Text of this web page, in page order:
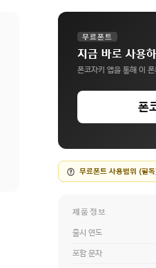
무료폰트
지금 바로 사용
폰코자키 앱을 통해 이
폰
무료폰트 사용범위 (필
제품정보
출시 연도
포함 문자